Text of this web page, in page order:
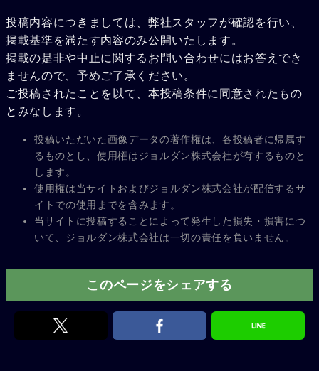
投稿内容につきましては、弊社スタッフが確認を行い、
掲載基準を満たす内容のみ公開いたします。
掲載の是非や中止に関するお問い合わせにはお答えでき
ませんので、予めご了承ください。
ご投稿されたことを以て、本投稿条件に同意されたもの
とみなします。
投稿いただいた画像データの著作権は、各投稿者に帰属す
るものとし、使用権はジョルダン株式会社が有するものと
します。
使用権は当サイトおよびジョルダン株式会社が配信するサ
イトでの使用までを含みます。
当サイトに投稿することによって発生した損失・損害につ
いて、ジョルダン株式会社は一切の責任を負いません。
このページをシェアする